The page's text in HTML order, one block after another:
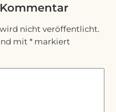
nicht veröffentlicht.
mit * markiert